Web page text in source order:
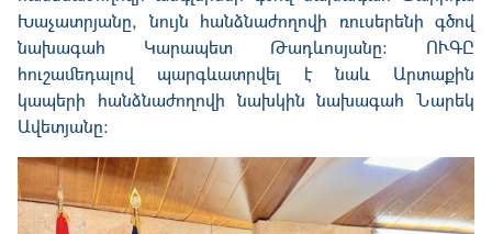
Խաչատրյանը, նույն հանձնաժողովի ռուսերենի գծով
նախագահ Կարապետ Թադևոսյանը։ ՈՒԳԸ
հուշամեդալով պարգևատրվել է նաև Արտաքին
կապերի հանձնաժողովի նախկին նախագահ Նարեկ
Ավետյանը: